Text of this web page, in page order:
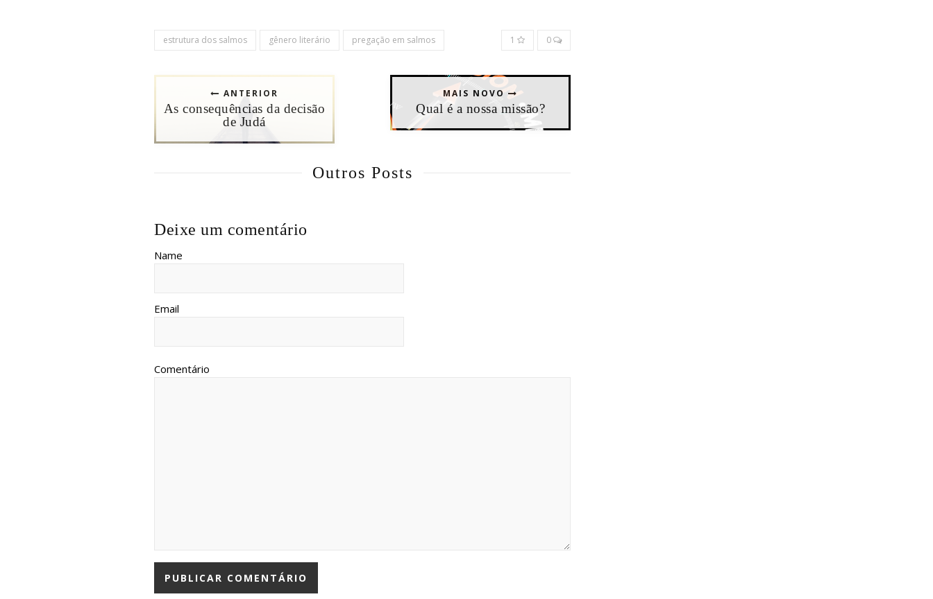
estrutura dos salmos gênero literário pregação em salmos 1 0
ANTERIOR
As consequências da decisão
de Judá
MAIS NOVO
Qual é a nossa missão?
Outros Posts
Deixe um comentário
Name
Email
Comentário